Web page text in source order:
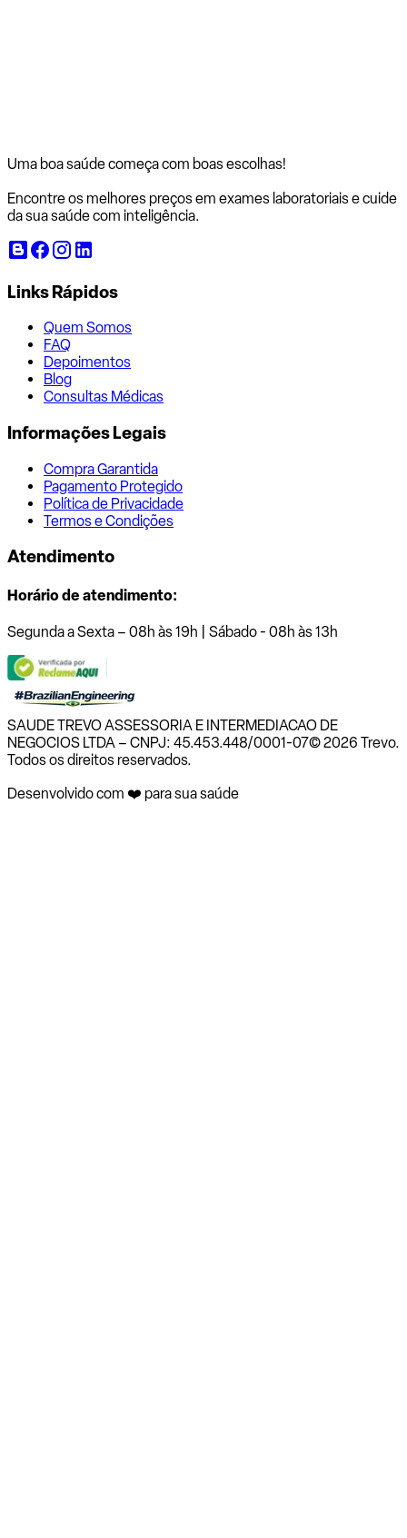
Uma boa saúde começa com boas escolhas!
Encontre os melhores preços em exames laboratoriais e cuide
da sua saúde com inteligência.
Links Rápidos
Quem Somos
FAQ
Depoimentos
Blog
Consultas Médicas
Informações Legais
Compra Garantida
Pagamento Protegido
Política de Privacidade
Termos e Condições
Atendimento
Horário de atendimento:
Segunda a Sexta – 08h às 19h | Sábado - 08h às 13h
SAUDE TREVO ASSESSORIA E INTERMEDIACAO DE
NEGOCIOS LTDA – CNPJ: 45.453.448/0001-07© 2026 Trevo.
Todos os direitos reservados.
Desenvolvido com ❤️ para sua saúde